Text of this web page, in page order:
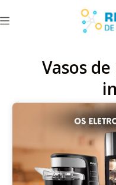
Vasos